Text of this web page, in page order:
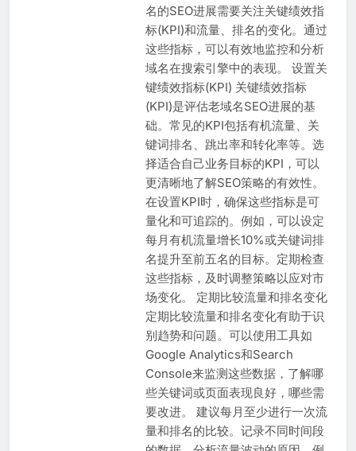
名的SEO进展需要关注关键绩效指
标(KPI)和流量、排名的变化。通过
这些指标，可以有效地监控和分析
域名在搜索引擎中的表现。 设置关
键绩效指标(KPI) 关键绩效指标
(KPI)是评估老域名SEO进展的基
础。常见的KPI包括有机流量、关
键词排名、跳出率和转化率等。选
择适合自己业务目标的KPI，可以
更清晰地了解SEO策略的有效性。
在设置KPI时，确保这些指标是可
量化和可追踪的。例如，可以设定
每月有机流量增长10%或关键词排
名提升至前五名的目标。定期检查
这些指标，及时调整策略以应对市
场变化。 定期比较流量和排名变化
定期比较流量和排名变化有助于识
别趋势和问题。可以使用工具如
Google Analytics和Search
Console来监测这些数据，了解哪
些关键词或页面表现良好，哪些需
要改进。 建议每月至少进行一次流
量和排名的比较。记录不同时间段